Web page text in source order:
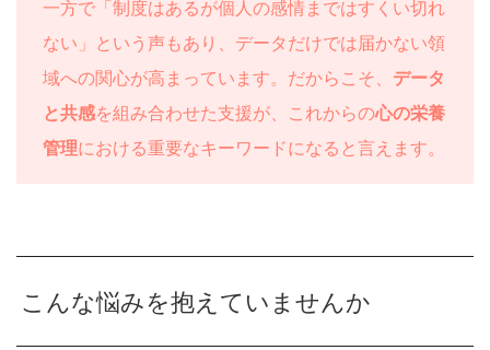
一方で「制度はあるが個人の感情まではすくい切れ
ない」という声もあり、データだけでは届かない領
域への関心が高まっています。だからこそ、 データ
と共感を組み合わせた支援が、これからの心の栄養
管理における重要なキーワードになると言えます。
こんな悩みを抱えていませんか